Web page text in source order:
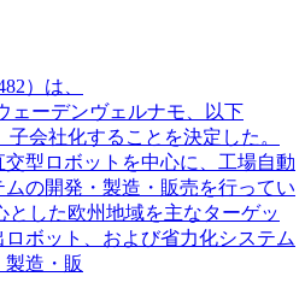
）は、
ェーデンヴェルナモ、以下
会社化することを決定した。
型ロボットを中心に、工場自動
の開発・製造・販売を行ってい
とした欧州地域を主なターゲッ
ロボット、および省力化システム
製造・販